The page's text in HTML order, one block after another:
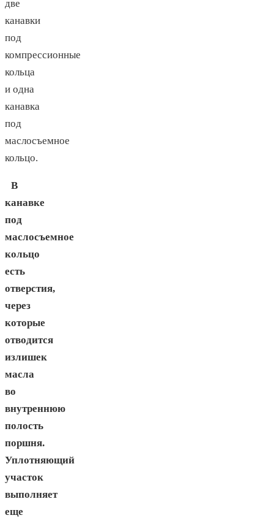
две
канавки
под
компрессионные
кольца
и одна
канавка
под
маслосъемное
кольцо.
В
канавке
под
маслосъемное
кольцо
есть
отверстия,
через
которые
отводится
излишек
масла
во
внутреннюю
полость
поршня.
Уплотняющий
участок
выполняет
еще